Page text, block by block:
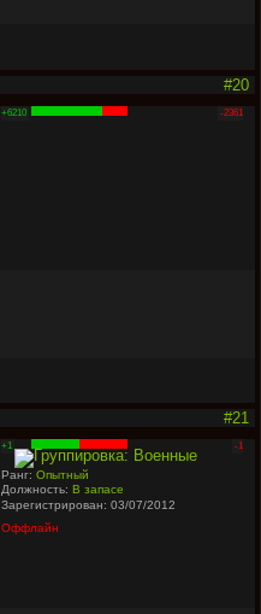
#20
+6210 -2361
#21
+1 -1
Ранг:Опытный
Должность:В запасе
Зарегистрирован: 03/07/2012
Оффлайн